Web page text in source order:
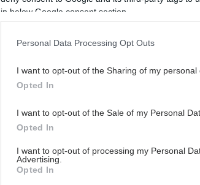
in below Google consent section.
Personal Data Processing Opt Outs
I want to opt-out of the Sharing of my personal
Opted In
I want to opt-out of the Sale of my Personal
Opted In
I want to opt-out of processing my Personal
Advertising.
Opted In
παρουσιάστηκε
την
Τι αναφέρεται